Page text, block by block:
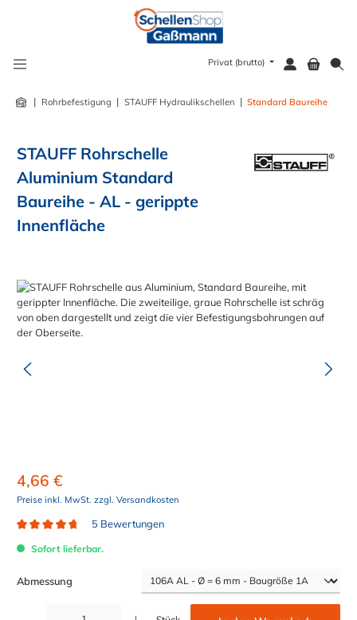
Privat (brutto)
| Rohrbefestigung | STAUFF Hydraulikschellen | Standard Baureihe
STAUFF Rohrschelle
Aluminium Standard
Baureihe - AL - gerippte
Innenfläche
Bildergalerie überspringen
4,66 €
Preise inkl. MwSt. zzgl. Versandkosten
5 Bewertungen
Sofort lieferbar.
Abmessung
Produkt Anzahl: Gib den gewünschten Wert ein oder benutze die Schaltflächen um die Anzahl